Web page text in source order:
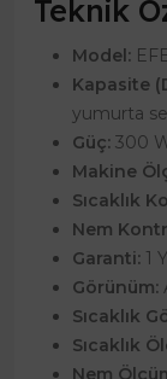
Teknik
Model:
Kapasite
yumurta
Güç: 300
Makine
Sıcaklık
Nem
Garanti: 1
Görünüm:
Sıcaklık
Sıcaklık